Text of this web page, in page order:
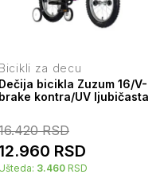
Bicikli za decu
Dečija bicikla Zuzum 16/V-
brake kontra/UV ljubičasta
RSD
RSD
3.460 RSD